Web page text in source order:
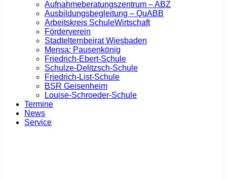
Aufnahmeberatungszentrum – ABZ
Ausbildungsbegleitung – QuABB
Arbeitskreis SchuleWirtschaft
Förderverein
Stadtelternbeirat Wiesbaden
Mensa: Pausenkönig
Friedrich-Ebert-Schule
Schulze-Delitzsch-Schule
Friedrich-List-Schule
BSR Geisenheim
Louise-Schroeder-Schule
Termine
News
Service